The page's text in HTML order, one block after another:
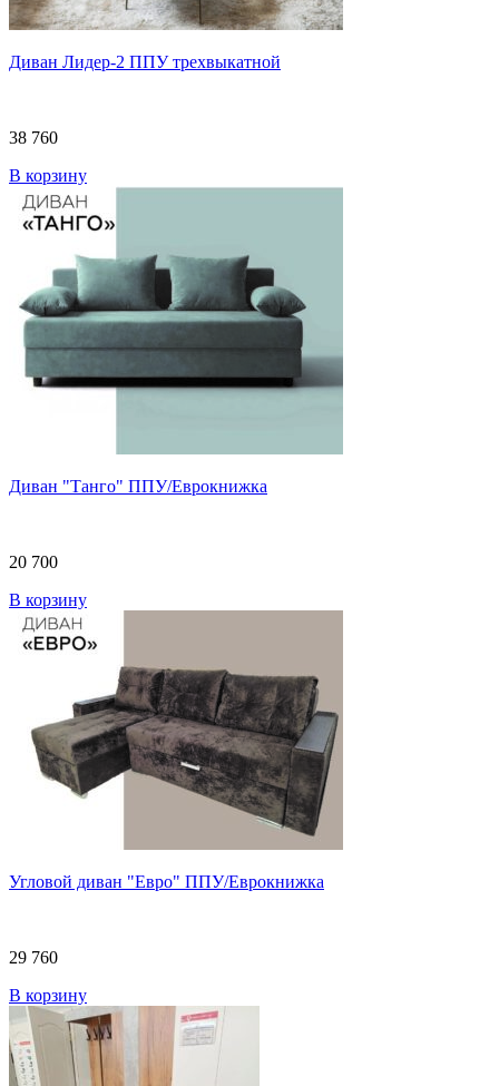
Диван Лидер-2 ППУ трехвыкатной
38 760
В корзину
Диван "Танго" ППУ/Еврокнижка
20 700
В корзину
Угловой диван "Евро" ППУ/Еврокнижка
29 760
В корзину